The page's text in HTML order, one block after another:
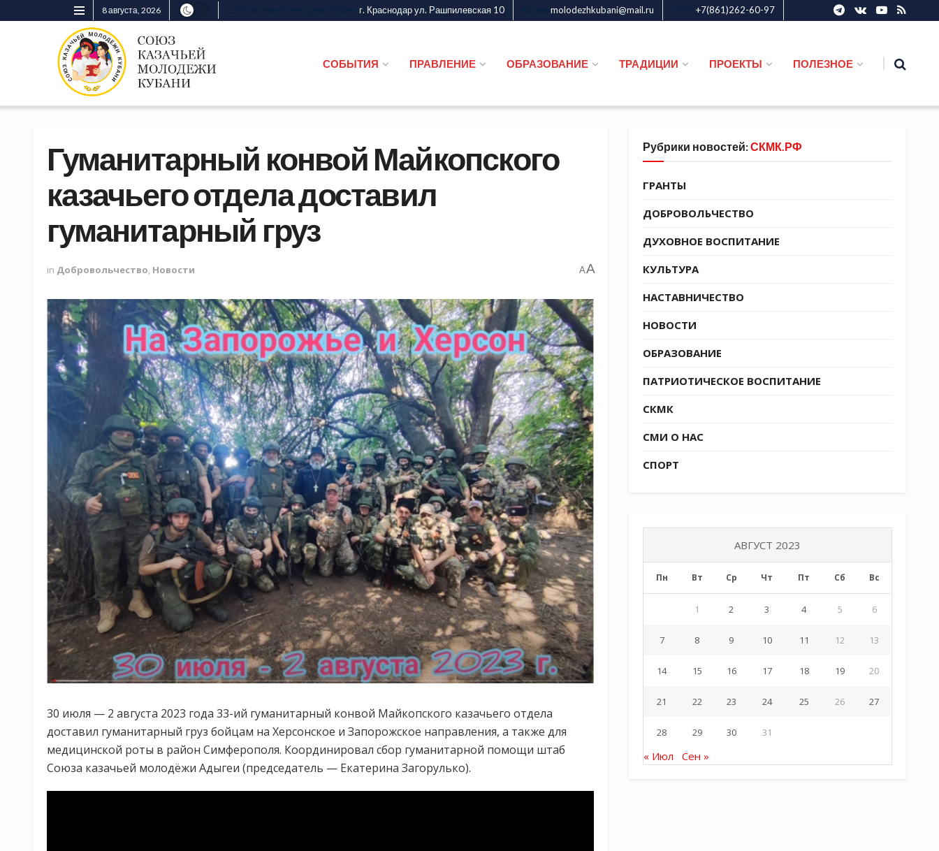
8 августа, 2026 г. Краснодар ул. Рашпилевская 10 molodezhkubani@mail.ru +7(861)262-60-97
СОБЫТИЯ ПРАВЛЕНИЕ ОБРАЗОВАНИЕ ТРАДИЦИИ ПРОЕКТЫ ПОЛЕЗНОЕ
Гуманитарный конвой Майкопского
казачьего отдела доставил
гуманитарный груз
in Добровольчество Новости AA
30 июля — 2 августа 2023 года 33-ий гуманитарный конвой Майкопского казачьего отдела
доставил гуманитарный груз бойцам на Херсонское и Запорожское направления, а также для
медицинской роты в район Симферополя. Координировал сбор гуманитарной помощи штаб
Союза казачьей молодёжи Адыгеи (председатель — Екатерина Загорулько).
Рубрики новостей:СКМК.РФ
ГРАНТЫ
ДОБРОВОЛЬЧЕСТВО
ДУХОВНОЕ ВОСПИТАНИЕ
КУЛЬТУРА
НАСТАВНИЧЕСТВО
НОВОСТИ
ОБРАЗОВАНИЕ
ПАТРИОТИЧЕСКОЕ ВОСПИТАНИЕ
СКМК
СМИ О НАС
СПОРТ
АВГУСТ 2023
Пн Вт Ср Чт Пт Сб Вс
1 2 3 4 5 6
7 8 9 10 11 12 13
14 15 16 17 18 19 20
21 22 23 24 25 26 27
28 29 30 31
« Июл Сен »